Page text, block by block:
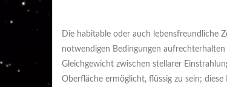
Die habitable oder auch lebensfreundliche
notwendigen Bedingungen
Gleichgewicht zwischen stellarer
Oberfläche ermöglicht, flüssig zu sein;